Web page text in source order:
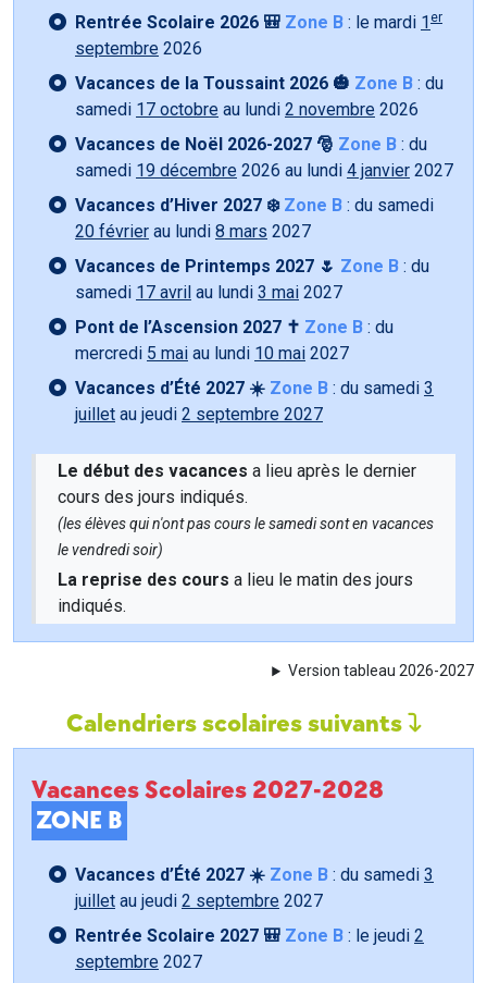
Rentrée Scolaire 2026 🎒 Zone B : le mardi 1 er
septembre 2026
Vacances de la Toussaint 2026 🎃 Zone B : du
samedi 17 octobre au lundi 2 novembre 2026
Vacances de Noël 2026-2027 🎅 Zone B : du
samedi 19 décembre 2026 au lundi 4 janvier 2027
Vacances d’Hiver 2027 ❄️ Zone B : du samedi
20 février au lundi 8 mars 2027
Vacances de Printemps 2027 🌷 Zone B : du
samedi 17 avril au lundi 3 mai 2027
Pont de l’Ascension 2027 ✝️ Zone B : du
mercredi 5 mai au lundi 10 mai 2027
Vacances d’Été 2027 ☀️ Zone B : du samedi 3
juillet au jeudi 2 septembre 2027
Le début des vacances a lieu après le dernier
cours des jours indiqués.
(les élèves qui n'ont pas cours le samedi sont en vacances
le vendredi soir)
La reprise des cours a lieu le matin des jours
indiqués.
Version tableau 2026-2027
Calendriers scolaires suivants
Vacances Scolaires 2027-2028
ZONE B
Vacances d’Été 2027 ☀️ Zone B : du samedi 3
juillet au jeudi 2 septembre 2027
Rentrée Scolaire 2027 🎒 Zone B : le jeudi 2
septembre 2027